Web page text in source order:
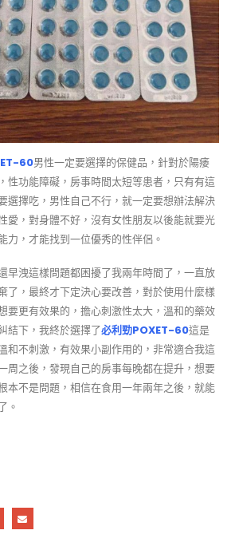
60男性一定要選擇的保健品，針對於陽痿
性功能障礙，房事時間太短等患者，只有有這
選擇吃，男性自己不行，就一定要想辦法解決
愛，對身體不好，沒有女性朋友以後能就要光
力，才能找到一位優秀的性伴侶。
早洩這樣問題都困擾了我兩年時間了，一直放
了，最終才下定決心要改善，對於使用什麼樣
要更有效果的，擔心刺激性太大，溫和的藥效
結下，我終於選擇了必利勁POXET-60這是
和不刺激，有效果小副作用的，非常適合我這
周之後，發現自己的房事每晚都在提升，想要
本不是問題，相信在食用一年兩年之後，就能
。